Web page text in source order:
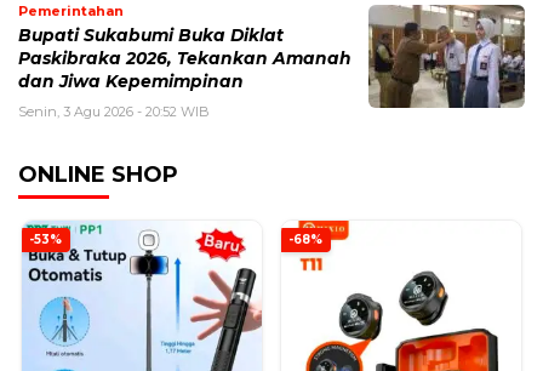
Pemerintahan
Bupati Sukabumi Buka Diklat
Paskibraka 2026, Tekankan Amanah
dan Jiwa Kepemimpinan
Senin, 3 Agu 2026 - 20:52 WIB
ONLINE SHOP
-53% -68%